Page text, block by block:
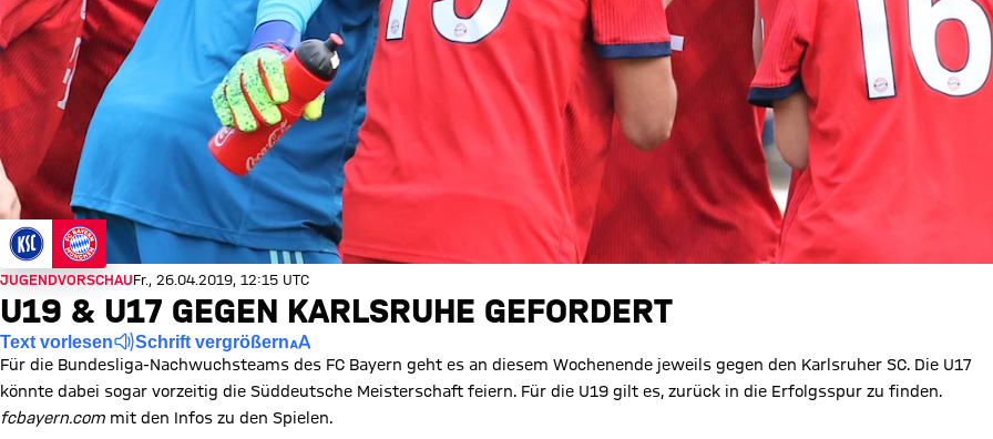
JUGENDVORSCHAUFr., 26.04.2019, 12:15 UTC
U19 & U17 GEGEN KARLSRUHE GEFORDERT
Text vorlesen Schrift vergrößern
Für die Bundesliga-Nachwuchsteams des FC Bayern geht es an diesem Wochenende jeweils gegen den Karlsruher SC. Die U17
könnte dabei sogar vorzeitig die Süddeutsche Meisterschaft feiern. Für die U19 gilt es, zurück in die Erfolgsspur zu finden.
fcbayern.com mit den Infos zu den Spielen.